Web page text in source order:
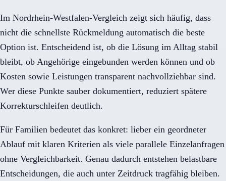
Im Nordrhein-Westfalen-Vergleich zeigt sich häufig, dass
nicht die schnellste Rückmeldung automatisch die beste
Option ist. Entscheidend ist, ob die Lösung im Alltag stabil
bleibt, ob Angehörige eingebunden werden können und ob
Kosten sowie Leistungen transparent nachvollziehbar sind.
Wer diese Punkte sauber dokumentiert, reduziert spätere
Korrekturschleifen deutlich.
Für Familien bedeutet das konkret: lieber ein geordneter
Ablauf mit klaren Kriterien als viele parallele Einzelanfragen
ohne Vergleichbarkeit. Genau dadurch entstehen belastbare
Entscheidungen, die auch unter Zeitdruck tragfähig bleiben.